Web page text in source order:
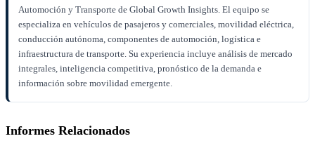
Automoción y Transporte de Global Growth Insights. El equipo se
especializa en vehículos de pasajeros y comerciales, movilidad eléctrica,
conducción autónoma, componentes de automoción, logística e
infraestructura de transporte. Su experiencia incluye análisis de mercado
integrales, inteligencia competitiva, pronóstico de la demanda e
información sobre movilidad emergente.
Informes Relacionados